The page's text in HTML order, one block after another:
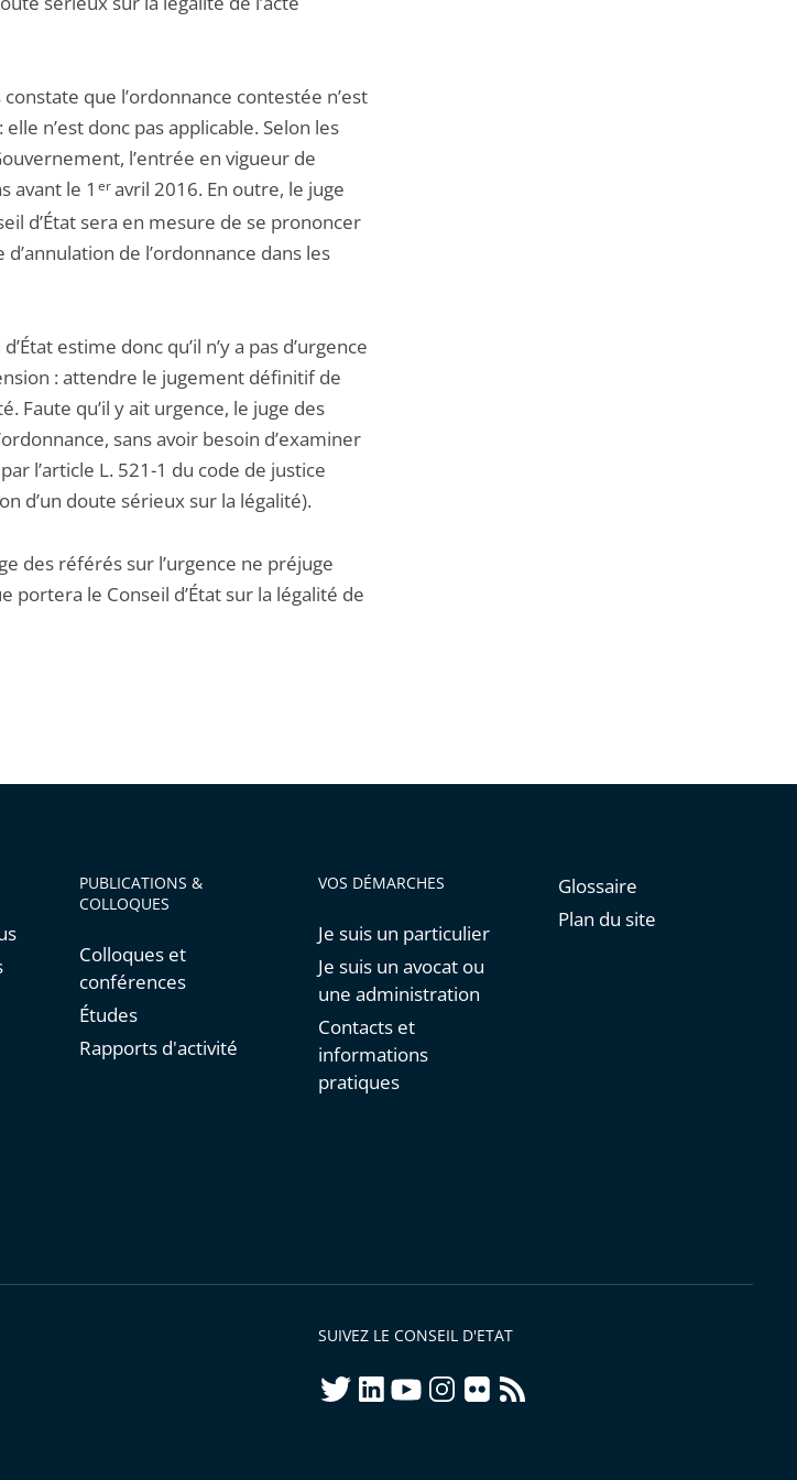
que l’ordonnance contestée n’est
n’est donc pas applicable. Selon les
l’entrée en vigueur de
avant le 1 eravril 2016. En outre, le juge
d’État sera en mesure de se prononcer
de l’ordonnance dans les
estime donc qu’il n’y a pas d’urgence
: attendre le jugement définitif de
Faute qu’il y ait urgence, le juge des
sans avoir besoin d’examiner
l’article L. 521-1 du code de justice
d’un doute sérieux sur la légalité).
des référés sur l’urgence ne préjuge
portera le Conseil d’État sur la légalité de
PUBLICATIONS &
COLLOQUES
Colloques et
conférences
Études
Rapports d'activité
VOS DÉMARCHES
Je suis un particulier
Je suis un avocat ou
une administration
Contacts et
informations
pratiques
Glossaire
Plan du site
SUIVEZ LE CONSEIL D'ETAT
twitterlinkedInyoutubeinstagram
flickrrss